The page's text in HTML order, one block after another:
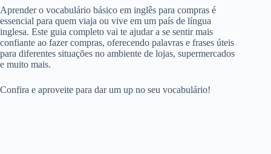
Aprender o vocabulário básico em inglês para compras é
essencial para quem viaja ou vive em um país de língua
inglesa. Este guia completo vai te ajudar a se sentir mais
confiante ao fazer compras, oferecendo palavras e frases úteis
para diferentes situações no ambiente de lojas, supermercados
e muito mais.
Confira e aproveite para dar um up no seu vocabulário!